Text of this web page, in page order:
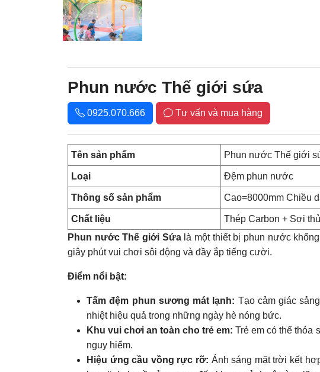
Phun nước Thế giới sứa
0925.070.666 Tư vấn và mua hàng
Tên sản phẩm Phun nước Thế giới
Loại Đệm phun nước
Thông số sản phẩm Cao=8000mm Chiều
Chất liệu
Thép Carbon + Sợi
Phun nước Thế giới Sứalà một thiết bị phun nước
giây phút vui chơi sôi động và đầy ắp tiếng cười.
Điểm nổi bật:
Tấm đệm phun sương mát lạnh: Tạo cảm giác
nhiệt hiệu quả trong những ngày hè nóng bức.
Khu vui chơi an toàn cho trẻ em: Trẻ em có thể thỏa
nguy hiểm.
Hiệu ứng cầu vồng rực rỡ: Ánh sáng mặt trời kết